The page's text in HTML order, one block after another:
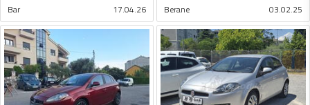
Bar 17.04.26 Berane 03.02.25